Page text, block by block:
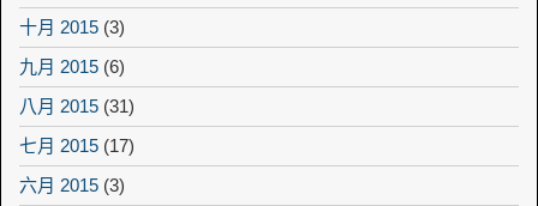
十月 2015 (3)
九月 2015 (6)
八月 2015 (31)
七月 2015 (17)
六月 2015 (3)